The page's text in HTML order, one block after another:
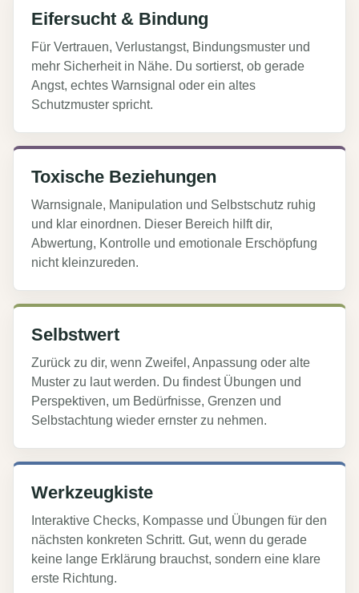
Eifersucht & Bindung
Für Vertrauen, Verlustangst, Bindungsmuster und
mehr Sicherheit in Nähe. Du sortierst, ob gerade
Angst, echtes Warnsignal oder ein altes
Schutzmuster spricht.
Toxische Beziehungen
Warnsignale, Manipulation und Selbstschutz ruhig
und klar einordnen. Dieser Bereich hilft dir,
Abwertung, Kontrolle und emotionale Erschöpfung
nicht kleinzureden.
Selbstwert
Zurück zu dir, wenn Zweifel, Anpassung oder alte
Muster zu laut werden. Du findest Übungen und
Perspektiven, um Bedürfnisse, Grenzen und
Selbstachtung wieder ernster zu nehmen.
Werkzeugkiste
Interaktive Checks, Kompasse und Übungen für den
nächsten konkreten Schritt. Gut, wenn du gerade
keine lange Erklärung brauchst, sondern eine klare
erste Richtung.